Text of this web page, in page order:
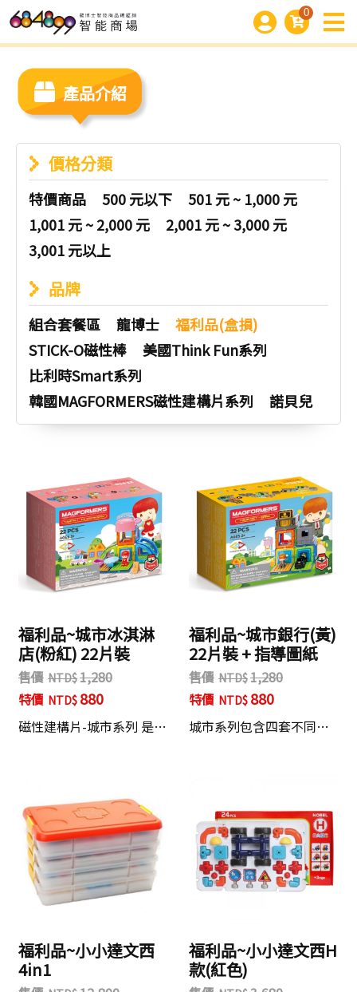
0
產品介紹
價格分類
特價商品 500 元以下
501 元 ~ 1,000 元
1,001 元 ~ 2,000 元
2,001 元 ~ 3,000 元
3,001 元以上
品牌
組合套餐區 龍博士
福利品(盒損)
STICK-O磁性棒
美國Think Fun系列
比利時Smart系列
韓國MAGFORMERS磁性建構片系列
諾貝兒
福利品~城市冰淇淋
店(粉紅) 22片裝
售價
1,280
特價
880
磁性建構片-城市系列 是…
福利品~城市銀行(黃)
22片裝 + 指導圖紙
售價
1,280
特價
880
城市系列包含四套不同…
福利品~小小達文西
4in1
福利品~小小達文西H
款(紅色)